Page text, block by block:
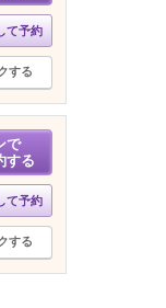
て予約
する
で
する
て予約
する